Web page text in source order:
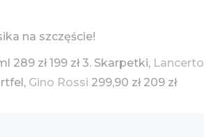
na szczęście!
289 zł 199 zł 3. Skarpetki, Lancerto
Gino Rossi 299,90 zł 209 zł